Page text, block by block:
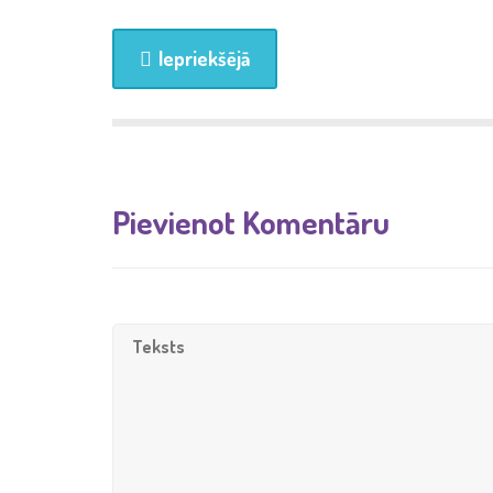
Iepriekšējā
Pievienot Komentāru